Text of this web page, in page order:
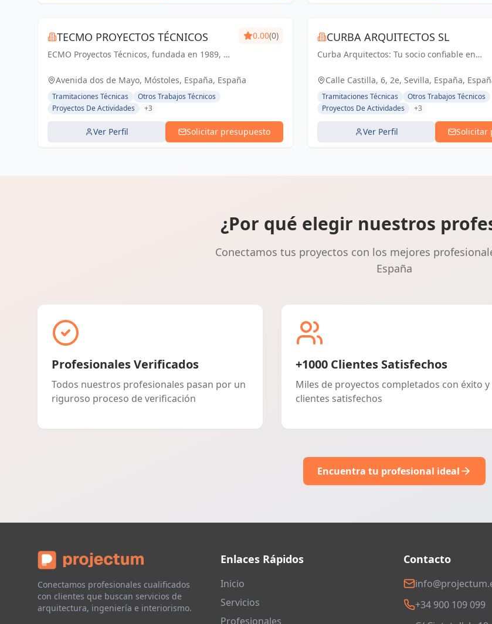
TECMO PROYECTOS TÉCNICOS
ECMO Proyectos Técnicos, fundada en 1989, es
experiencia en la elaboración y tramitación de
proyectos de ingeniería, tanto industriales,...
0.00(0)
Avenida dos de Mayo, Móstoles, España, España
Tramitaciones Técnicas
Otros Trabajos Técnicos
Proyectos De Actividades
+3
Ver Perfil Solicitar presupuesto
CURBA ARQUITECTOS SL
Curba Arquitectos: Tu socio confiable en
experiencia, ofrecemos servicios integrales
van desde proyectos residenciales...
Calle Castilla, 6, 2e, Sevilla, España,
Tramitaciones Técnicas
Otros Trabajos Técnicos
Proyectos De Actividades
+3
Ver Perfil Solicitar
¿Por qué elegir nuestros
Conectamos tus proyectos con los mejores
España
Profesionales Verificados
Todos nuestros profesionales pasan por un
riguroso proceso de verificación
+1000 Clientes Satisfechos
Miles de proyectos completados con éxito y
clientes satisfechos
Encuentra tu profesional ideal
Conectamos profesionales cualificados
con clientes que buscan servicios de
arquitectura, ingeniería e interiorismo.
Enlaces Rápidos
Inicio
Servicios
Profesionales
Contacto
+34 900 109 099